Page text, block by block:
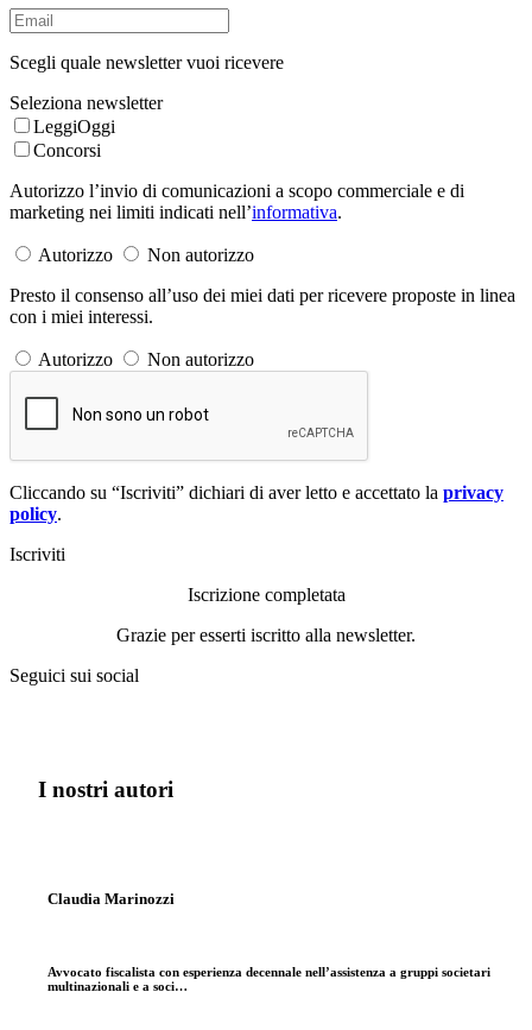
Scegli quale newsletter vuoi ricevere
Seleziona newsletter
LeggiOggi
Concorsi
Autorizzo l’invio di comunicazioni a scopo commerciale e di
marketing nei limiti indicati nell’informativa.
Autorizzo
Non autorizzo
Presto il consenso all’uso dei miei dati per ricevere proposte in linea
con i miei interessi.
Autorizzo Non autorizzo
Cliccando su “Iscriviti” dichiari di aver letto e accettato la privacy
policy.
Iscriviti
Iscrizione completata
Grazie per esserti iscritto alla newsletter.
Seguici sui social
I nostri autori
Claudia Marinozzi
Avvocato fiscalista con esperienza decennale nell’assistenza a gruppi societari
multinazionali e a soci…